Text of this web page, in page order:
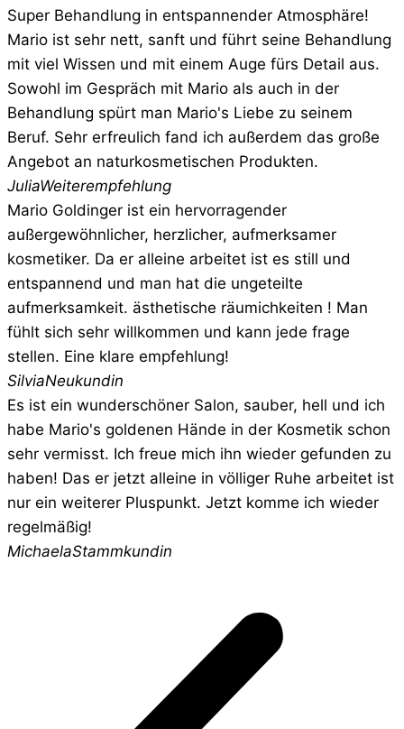
Super Behandlung in entspannender Atmosphäre!
Mario ist sehr nett, sanft und führt seine Behandlung
mit viel Wissen und mit einem Auge fürs Detail aus.
Sowohl im Gespräch mit Mario als auch in der
Behandlung spürt man Mario's Liebe zu seinem
Beruf. Sehr erfreulich fand ich außerdem das große
Angebot an naturkosmetischen Produkten.
JuliaWeiterempfehlung
Mario Goldinger ist ein hervorragender
außergewöhnlicher, herzlicher, aufmerksamer
kosmetiker. Da er alleine arbeitet ist es still und
entspannend und man hat die ungeteilte
aufmerksamkeit. ästhetische räumichkeiten ! Man
fühlt sich sehr willkommen und kann jede frage
stellen. Eine klare empfehlung!
SilviaNeukundin
Es ist ein wunderschöner Salon, sauber, hell und ich
habe Mario's goldenen Hände in der Kosmetik schon
sehr vermisst. Ich freue mich ihn wieder gefunden zu
haben! Das er jetzt alleine in völliger Ruhe arbeitet ist
nur ein weiterer Pluspunkt. Jetzt komme ich wieder
regelmäßig!
MichaelaStammkundin